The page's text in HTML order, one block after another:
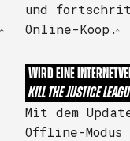
und
Online-Koop.
WIRD EINE
KILL THE JUSTICE
Mit dem
Offline-